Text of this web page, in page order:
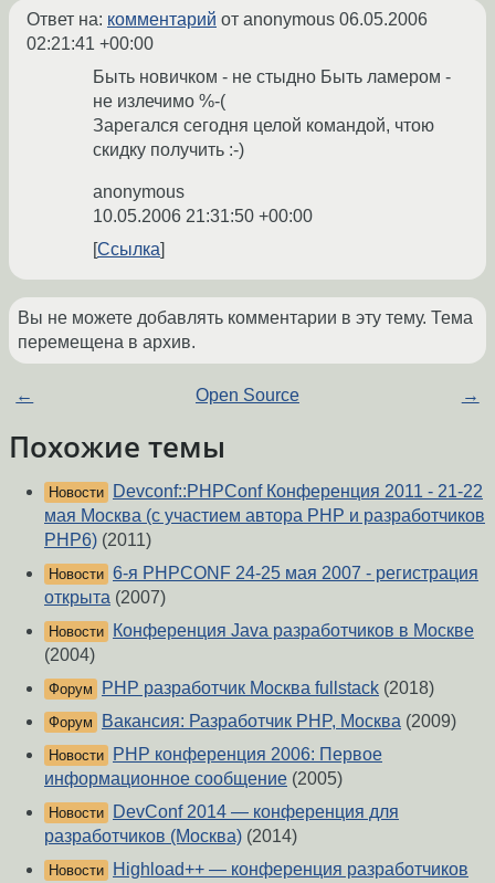
Ответ на: комментарий от anonymous 06.05.2006
02:21:41 +00:00
Быть новичком - не стыдно Быть ламером -
не излечимо %-(
Зарегался сегодня целой командой, чтою
скидку получить :-)
anonymous
10.05.2006 21:31:50 +00:00
Ссылка
Вы не можете добавлять комментарии в эту тему. Тема
перемещена в архив.
← Open Source →
Похожие темы
Новости
Devconf::PHPConf Конференция 2011 - 21-22
мая Москва (с участием автора PHP и разработчиков
PHP6) (2011)
Новости 6-я PHPCONF 24-25 мая 2007 - регистрация
открыта (2007)
Новости
Конференция Java разработчиков в Москве
(2004)
Форум PHP разработчик Москва fullstack (2018)
Форум Вакансия: Разработчик PHP, Москва (2009)
Новости
PHP конференция 2006: Первое
информационное сообщение (2005)
Новости
DevConf 2014 — конференция для
разработчиков (Москва) (2014)
Новости Highload++ — конференция разработчиков